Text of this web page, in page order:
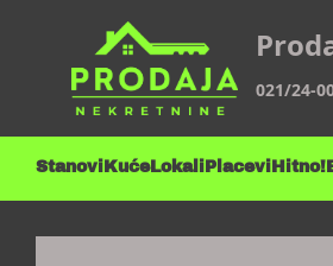
021/24-
Stanovi KućeLokali Placevi Hitno!